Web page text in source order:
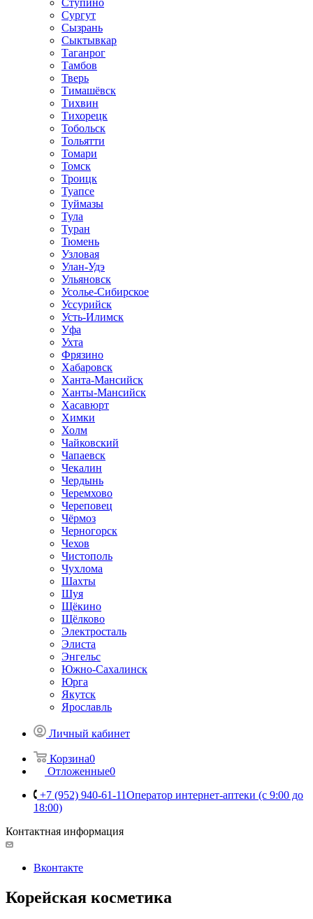
Ступино
Сургут
Сызрань
Сыктывкар
Таганрог
Тамбов
Тверь
Тимашёвск
Тихвин
Тихорецк
Тобольск
Тольятти
Томари
Томск
Троицк
Туапсе
Туймазы
Тула
Туран
Тюмень
Узловая
Улан-Удэ
Ульяновск
Усолье-Сибирское
Уссурийск
Усть-Илимск
Уфа
Ухта
Фрязино
Хабаровск
Ханта-Мансийск
Ханты-Мансийск
Хасавюрт
Химки
Холм
Чайковский
Чапаевск
Чекалин
Чердынь
Черемхово
Череповец
Чёрмоз
Черногорск
Чехов
Чистополь
Чухлома
Шахты
Шуя
Щёкино
Щёлково
Электросталь
Элиста
Энгельс
Южно-Сахалинск
Юрга
Якутск
Ярославль
Личный кабинет
Корзина0
Отложенные0
+7 (952) 940-61-11Оператор интернет-аптеки (с 9:00 до
18:00)
Контактная информация
Вконтакте
Корейская косметика